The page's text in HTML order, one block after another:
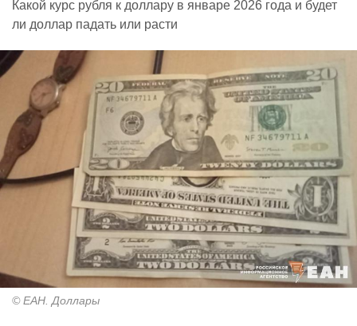
Какой курс рубля к доллару в январе 2026 года и будет
ли доллар падать или расти
© ЕАН. Доллары